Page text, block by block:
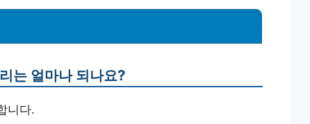
는 얼마나 되나요?
니다.